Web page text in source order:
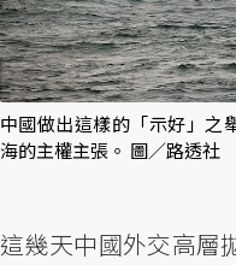
中國做出這樣的「示好」之
海的主權主張。 圖／路透社
這幾天中國外交高層